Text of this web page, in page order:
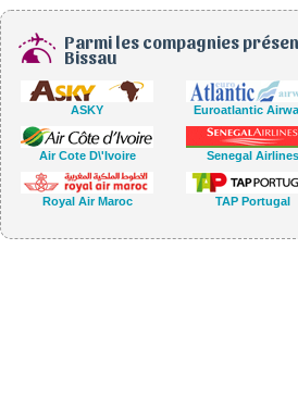
Parmi les compagnies
Bissau
ASKY Euroatlantic
Air Cote D\'Ivoire Senegal Airlines
Royal Air Maroc TAP Portugal